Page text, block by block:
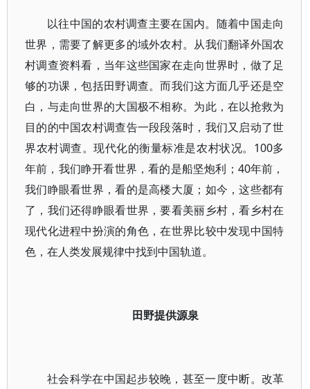
以往中国的农村调查主要在国内。随着中国走向
世界，需要了解更多的域外农村。从我们翻译外国农
村调查资料看，当年这些国家在走向世界时，做了足
够的功课，包括田野调查。而我们这方面几乎还是空
白，与走向世界的大国极不相称。为此，在以抢救为
目的的中国农村调查告一段段落时，我们又启动了世
界农村调查。现代化的衡量标准是农村状况。100多
年前，我们睁开看世界，看的是船坚炮利；40年前，
我们睁眼看世界，看的是高楼大厦；如今，这些都有
了，我们还得睁眼看世界，要看美丽乡村，看乡村在
现代化进程中扮演的角色，在世界比较中发现中国特
色，在人类发展规律中找到中国轨道。
田野提供源泉
社会科学在中国起步较晚，甚至一度中断。改革